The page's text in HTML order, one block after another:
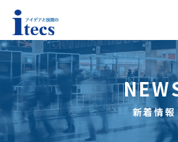
新着情報